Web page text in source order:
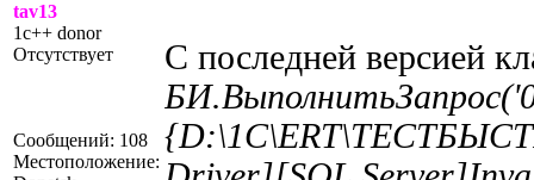
tav13
1c++ donor
Отсутствует
Сообщений: 108
Местоположение:
С последней версией